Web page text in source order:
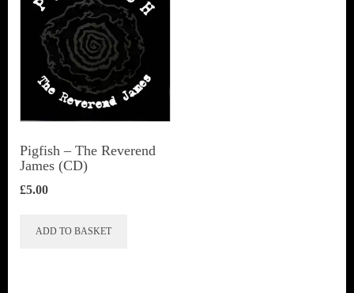
Pigfish – The Reverend
James (CD)
£5.00
ADD TO BASKET